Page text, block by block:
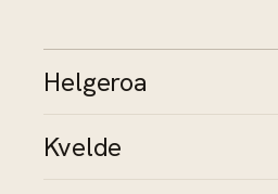
Helgeroa
Kvelde